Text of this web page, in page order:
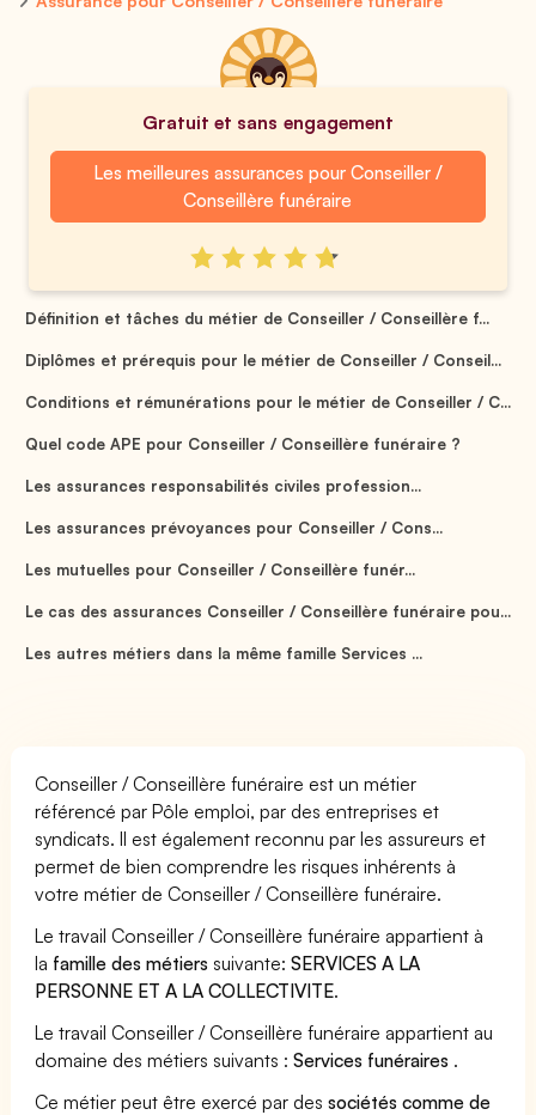
Gratuit et sans engagement
Les meilleures assurances pour Conseiller /
Conseillère funéraire
Définition et tâches du métier de Conseiller / Conseillère f...
Diplômes et prérequis pour le métier de Conseiller / Conseil...
Conditions et rémunérations pour le métier de Conseiller / C...
Quel code APE pour Conseiller / Conseillère funéraire ?
Les assurances responsabilités civiles profession...
Les assurances prévoyances pour Conseiller / Cons...
Les mutuelles pour Conseiller / Conseillère funér...
Le cas des assurances Conseiller / Conseillère funéraire pou...
Les autres métiers dans la même famille Services ...
Conseiller / Conseillère funéraire est un métier
référencé par Pôle emploi, par des entreprises et
syndicats. Il est également reconnu par les assureurs et
permet de bien comprendre les risques inhérents à
votre métier de Conseiller / Conseillère funéraire.
Le travail Conseiller / Conseillère funéraire appartient à
la famille des métiers suivante:SERVICES A LA
PERSONNE ET A LA COLLECTIVITE.
Le travail Conseiller / Conseillère funéraire appartient au
domaine des métiers suivants :Services funéraires .
Ce métier peut être exercé par dessociétés comme de